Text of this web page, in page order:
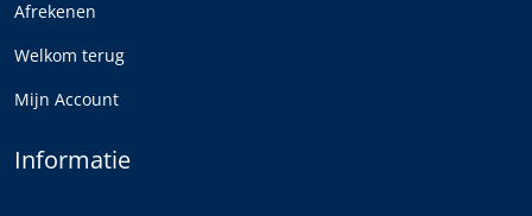
Afrekenen
Welkom terug
Mijn Account
Informatie